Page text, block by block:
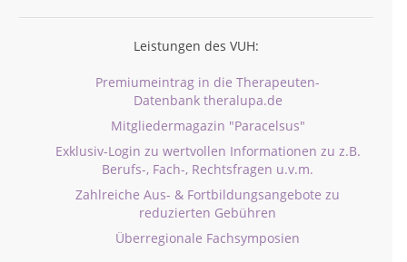
Leistungen des VUH:
Premiumeintrag in die Therapeuten-
Datenbank theralupa.de
Mitgliedermagazin "Paracelsus"
Exklusiv-Login zu wertvollen Informationen zu z.B.
Berufs-, Fach-, Rechtsfragen u.v.m.
Zahlreiche Aus- & Fortbildungsangebote zu
reduzierten Gebühren
Überregionale Fachsymposien